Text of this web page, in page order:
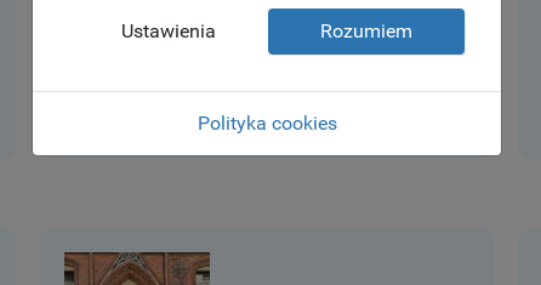
które dostarczyły wielu...
Ustawienia Rozumiem
Polityka cookies